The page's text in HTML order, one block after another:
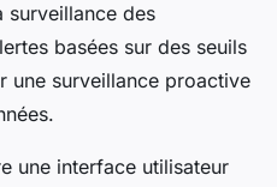
surveillance des
basées sur des seuils
une surveillance proactive
une interface utilisateur